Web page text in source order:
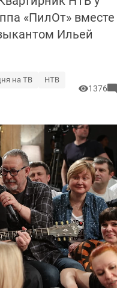
«ПилОт» вместе
Ильей
на ТВ
НТВ
1376